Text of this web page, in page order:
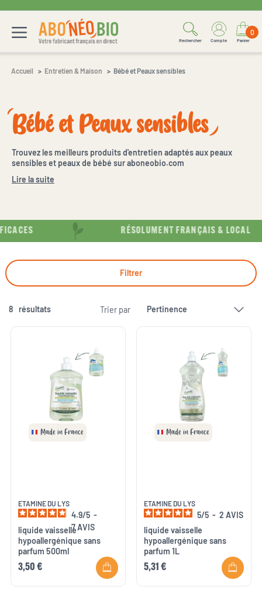
Rechercher Compte
0
Panier
Accueil Entretien & Maison Bébé et Peaux sensibles
Bébé et Peaux sensibles
Trouvez les meilleurs produits d'entretien adaptés aux peaux
sensibles et peaux de bébé sur aboneobio.com
Lire la suite
RÉSOLUMENT FRANÇAIS & LOCAL
Filtrer
8 résultats Trier par
Made in France
ETAMINE DU LYS
4.9/5 -
7AVIS
liquide vaisselle
hypoallergénique sans
parfum 500ml
3,50 €
Made in France
ETAMINE DU LYS
5/5 - 2AVIS
liquide vaisselle
hypoallergénique sans
parfum 1L
5,31 €